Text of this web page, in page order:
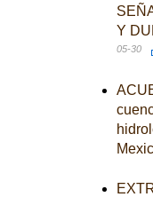
Y
05-30